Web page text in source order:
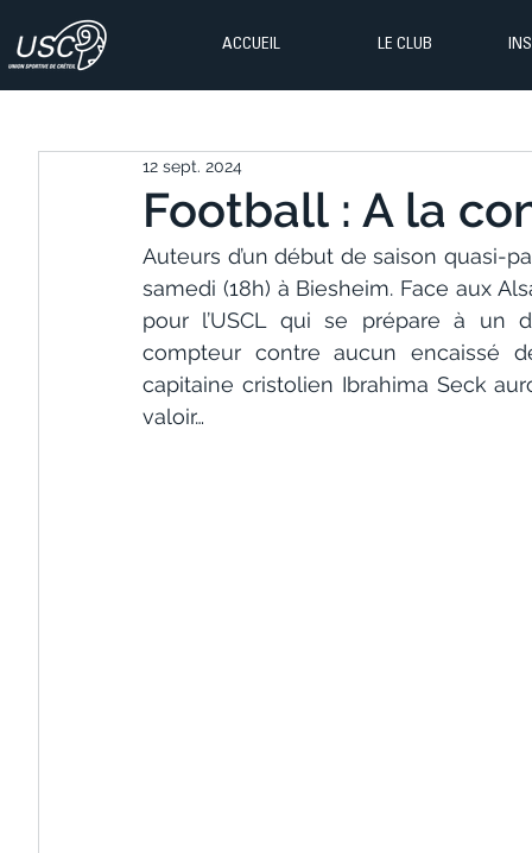
ACCUEIL LE CLUB
Football : A la
12 sept. 2024
Auteurs d’un début de saison quasi-
samedi (18h) à Biesheim. Face aux
pour l’USCL qui se prépare à un
compteur contre aucun encaissé
capitaine cristolien Ibrahima Seck
valoir…